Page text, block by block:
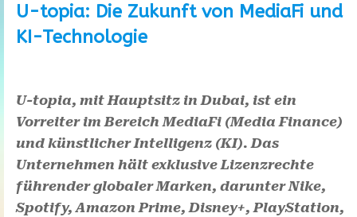
U-topia: Die Zukunft von MediaFi und
KI-Technologie
U-topia, mit Hauptsitz in Dubai, ist ein
Vorreiter im Bereich MediaFi (Media Finance)
und künstlicher Intelligenz (KI). Das
Unternehmen hält exklusive Lizenzrechte
führender globaler Marken, darunter Nike,
Spotify, Amazon Prime, Disney+, PlayStation,